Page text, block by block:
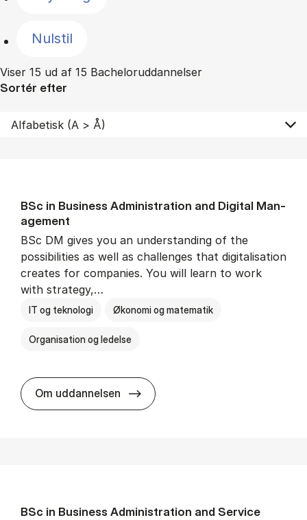
Nulstil
Viser 15 ud af 15 Bacheloruddannelser
Sortér efter
BSc in Busi­ness Ad­min­is­tra­tion and Di­git­al Man­
age­ment
BSc DM gives you an understanding of the
possibilities as well as challenges that digitalisation
creates for companies. You will learn to work
with strategy,…
IT og teknologi Økonomi og matematik
Organisation og ledelse
Om uddannelsen BSc in Busi­ness Ad­min­is­tra­tion
BSc in Busi­ness Ad­min­is­tra­tion and Ser­vice